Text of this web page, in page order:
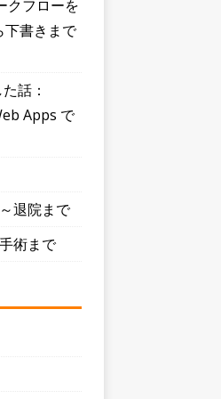
クフローを
下書きまで
話：
Apps で
退院まで
術まで